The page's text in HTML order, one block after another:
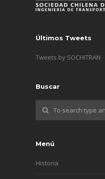
Últimos Tweets
Tweets by SOCHITRAN
Buscar
Menú
Historia